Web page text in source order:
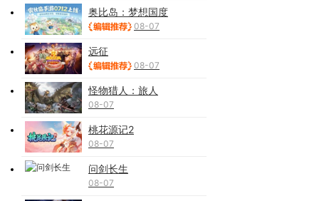
奥比岛：梦想国度
08-07
远征
08-07
怪物猎人：旅人
08-07
桃花源记2
08-07
问剑长生
08-07